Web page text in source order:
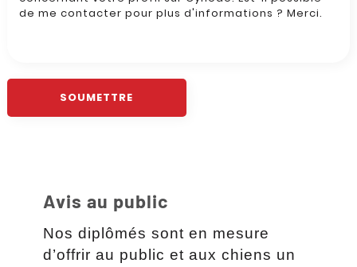
Avis au public
Nos diplômés sont en mesure
d’offrir au public et aux chiens un